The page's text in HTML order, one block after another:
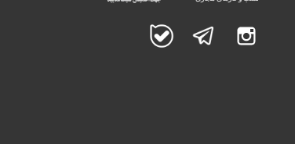
اینستاگرام تلگرام